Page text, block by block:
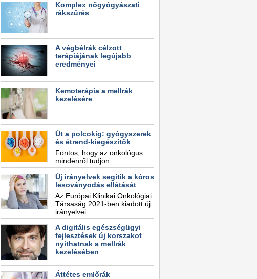
Komplex nőgyógyászati
rákszűrés
A végbélrák célzott
terápiájának legújabb
eredményei
Kemoterápia a mellrák
kezelésére
Út a polcokig: gyógyszerek
és étrend-kiegészítők
Fontos, hogy az onkológus
mindenről tudjon.
Új irányelvek segítik a kóros
lesoványodás ellátását
Az Európai Klinikai Onkológiai
Társaság 2021-ben kiadott új
irányelvei
A digitális egészségügyi
fejlesztések új korszakot
nyithatnak a mellrák
kezelésében
Áttétes emlőrák